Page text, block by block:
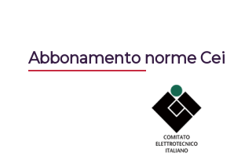
Abbonamento norme Cei